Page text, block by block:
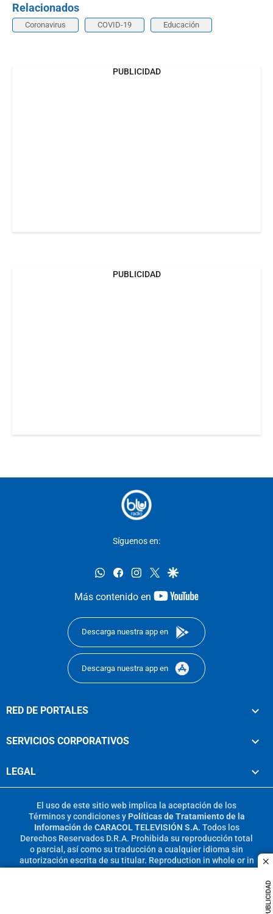
PUBLICIDAD
Relacionados
Coronavirus COVID-19 Educación
PUBLICIDAD
PUBLICIDAD
Síguenos en:
whatsappfacebookinstagram
twittergoogle
Más contenido en
youtube-
Descarga nuestra app en
Descarga nuestra app en
RED DE PORTALES
SERVICIOS CORPORATIVOS
LEGAL
El uso de este sitio web implica la aceptación de los
Términos y condicionesy Políticas de Tratamiento de la
Información de CARACOL TELEVISIÓN S.A. Todos los
Derechos Reservados D.R.A. Prohibida su reproducción total
o parcial, así como su traducción a cualquier idioma sin
autorización escrita de su titular. Reproduction in whole or in